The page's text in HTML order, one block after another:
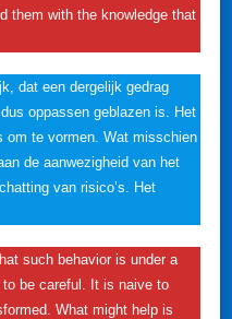
them with the knowledge that
dat een dergelijk gedrag
oppassen geblazen is. Het
om te vormen. Wat misschien
de aanwezigheid van het
van risico’s. Het
such behavior is under a
be careful. It is naive to
What might help is